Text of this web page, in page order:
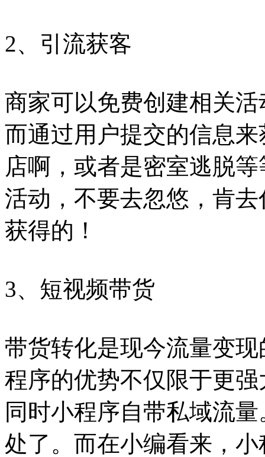
2、引流获客
商家可以免费创建相关
而通过用户提交的信息
店啊，或者是密室逃脱
活动，不要去忽悠，肯
获得的！
3、短视频带货
带货转化是现今流量变
程序的优势不仅限于更
同时小程序自带私域流
处了。而在小编看来，